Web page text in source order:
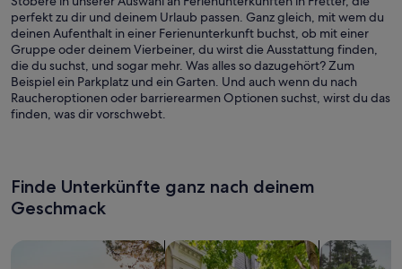
perfekt zu dir und deinem Urlaub passen. Ganz gleich, mit wem du
deinen Aufenthalt in einer Ferienunterkunft buchst, ob mit einer
Gruppe oder deinem Vierbeiner, du wirst die Ausstattung finden,
die du suchst, und sogar mehr. Was alles so dazugehört? Zum
Beispiel ein Parkplatz und ein Garten. Und auch wenn du nach
Raucheroptionen oder barrierearmen Optionen suchst, wirst du das
finden, was dir vorschwebt.
Finde Unterkünfte ganz nach deinem
Geschmack
Suche nach FerienhäusernSuche nach Ferienwohnungen oder
Suche nach